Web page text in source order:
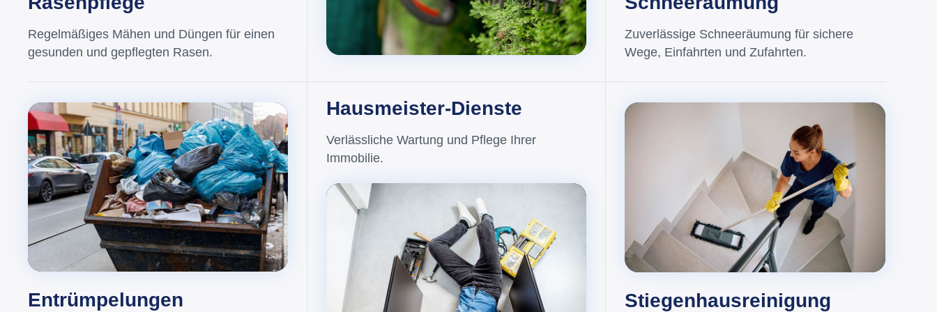
Regelmäßiges Mähen und Düngen für einen
gesunden und gepflegten Rasen.
Zuverlässige Schneeräumung für sichere
Wege, Einfahrten und Zufahrten.
Entrümpelungen
Hausmeister-Dienste
Verlässliche Wartung und Pflege Ihrer
Immobilie.
Stiegenhausreinigung